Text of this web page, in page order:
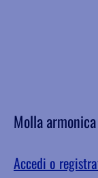
Molla
Accedi o